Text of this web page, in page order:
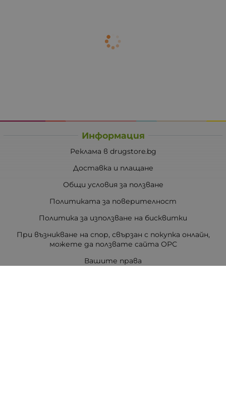
Информация
Реклама в drugstore.bg
Доставка и плащане
Общи условия за ползване
Политиката за поверителност
Политика за използване на бисквитки
При възникване на спор, свързан с покупка онлайн,
можете да ползвате сайта ОРС
Вашите права